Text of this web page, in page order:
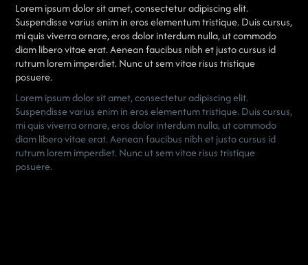
Lorem ipsum dolor sit amet, consectetur adipiscing elit.
Suspendisse varius enim in eros elementum tristique. Duis cursus,
mi quis viverra ornare, eros dolor interdum nulla, ut commodo
diam libero vitae erat. Aenean faucibus nibh et justo cursus id
rutrum lorem imperdiet. Nunc ut sem vitae risus tristique
posuere.
Lorem ipsum dolor sit amet, consectetur adipiscing elit.
Suspendisse varius enim in eros elementum tristique. Duis cursus,
mi quis viverra ornare, eros dolor interdum nulla, ut commodo
diam libero vitae erat. Aenean faucibus nibh et justo cursus id
rutrum lorem imperdiet. Nunc ut sem vitae risus tristique
posuere.